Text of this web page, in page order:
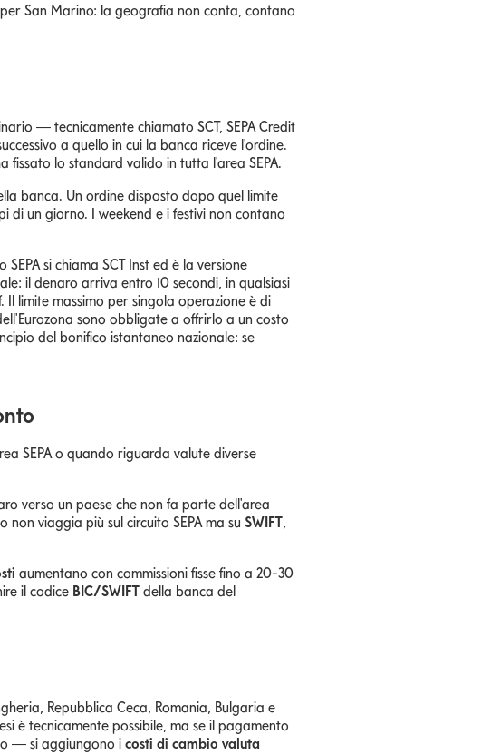
San Marino: la geografia non conta, contano
— tecnicamente chiamato SCT, SEPA Credit
a quello in cui la banca riceve l'ordine.
fissato lo standard valido in tutta l'area SEPA.
banca. Un ordine disposto dopo quel limite
di un giorno. I weekend e i festivi non contano
si chiama SCT Inst ed è la versione
il denaro arriva entro 10 secondi, in qualsiasi
limite massimo per singola operazione è di
sono obbligate a offrirlo a un costo
del bonifico istantaneo nazionale: se
SEPA o quando riguarda valute diverse
verso un paese che non fa parte dell'area
viaggia più sul circuito SEPA ma su SWIFT
aumentano con commissioni fisse fino a 20-30
il codice BIC/SWIFT della banca del
Repubblica Ceca, Romania, Bulgaria e
è tecnicamente possibile, ma se il pagamento
— si aggiungono i costi di cambio valuta